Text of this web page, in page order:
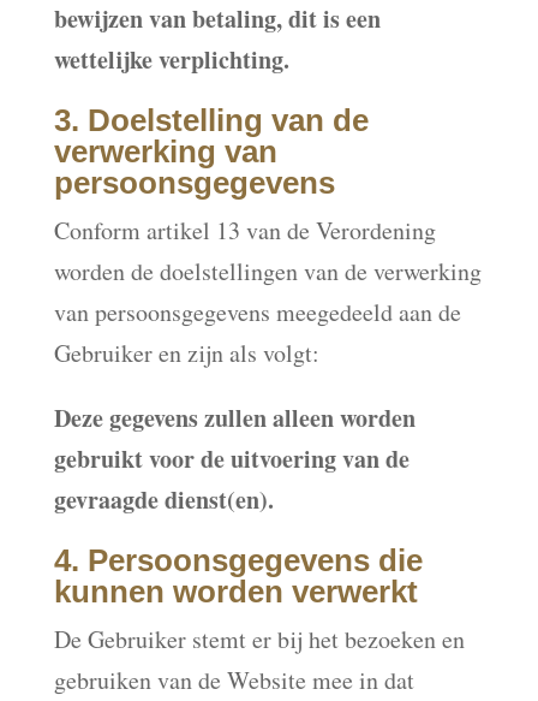
bewijzen van betaling, dit is een
wettelijke verplichting.
3. Doelstelling van de
verwerking van
persoonsgegevens
Conform artikel 13 van de Verordening
worden de doelstellingen van de verwerking
van persoonsgegevens meegedeeld aan de
Gebruiker en zijn als volgt:
Deze gegevens zullen alleen worden
gebruikt voor de uitvoering van de
gevraagde dienst(en).
4. Persoonsgegevens die
kunnen worden verwerkt
De Gebruiker stemt er bij het bezoeken en
gebruiken van de Website mee in dat